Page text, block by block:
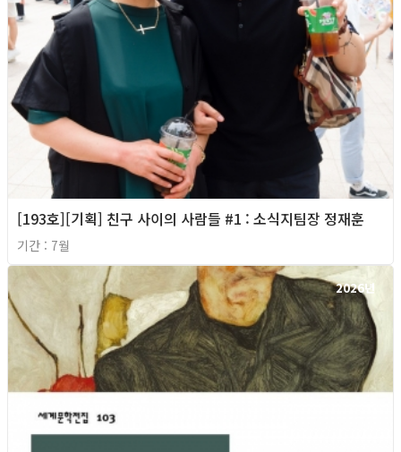
[193호][기획] 친구 사이의 사람들 #1 : 소식지팀장 정재훈
기간 : 7월
2026년